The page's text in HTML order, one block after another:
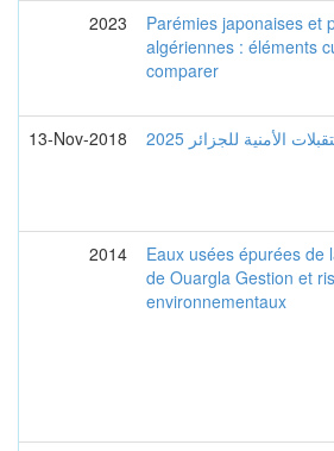
2023
Parémies japonaises et
algériennes : éléments
comparer
13-Nov-2018
الأمنية للجزائر 2025
2014
Eaux usées épurées de
de Ouargla Gestion et
environnementaux